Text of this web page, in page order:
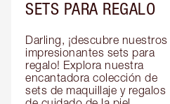
SETS PARA REGALO
Darling, ¡descubre nuestros
impresionantes sets para
regalo! Explora nuestra
encantadora colección de
sets de maquillaje y regalos